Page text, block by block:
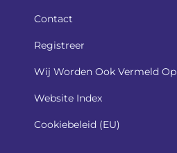
Contact
Registreer
Wij Worden Ook Vermeld Op
Website Index
Cookiebeleid (EU)